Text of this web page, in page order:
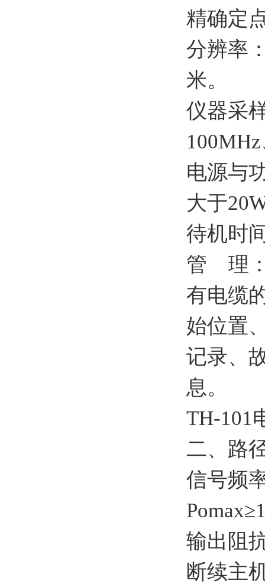
精确定
分辨率
米。
仪器采
电源与
大于
待机时
管 理
有电缆
始位置
记录、
息。
TH-101
二、 路
信号
输出
断续